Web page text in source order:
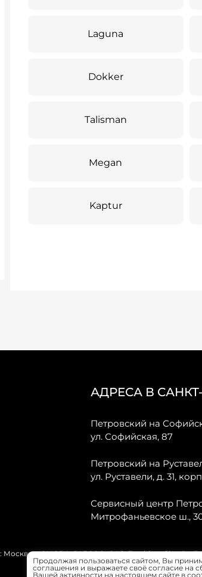
Laguna
Dokker
Talisman
Megan
Kaptur
АДРЕСА В
Петровский на
ул. Софийская, 87
Петровский на
ул. Руставели, д. 31,
Сервисный центр
Митрофаньевское ш.,
OMODA, JAECOO, GAC, Forthing, Citroёn,
Продолжая пользоваться сайтом, Вы
соглашения и выражаете своё согласие на
Вашей активности на настоящем сайте в